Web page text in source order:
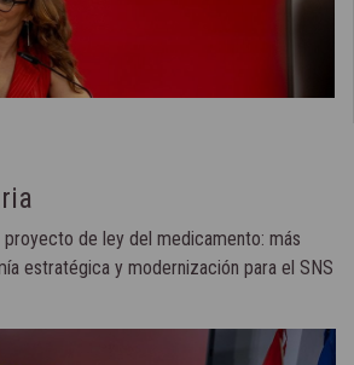
proyecto de ley del medicamento: más
estratégica y modernización para el SNS